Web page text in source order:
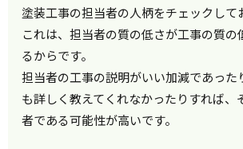
塗装工事の担当者の人柄をチェックして
これは、担当者の質の低さが工事の質の
るからです。
担当者の工事の説明がいい加減であった
も詳しく教えてくれなかったりすれば、
者である可能性が高いです。